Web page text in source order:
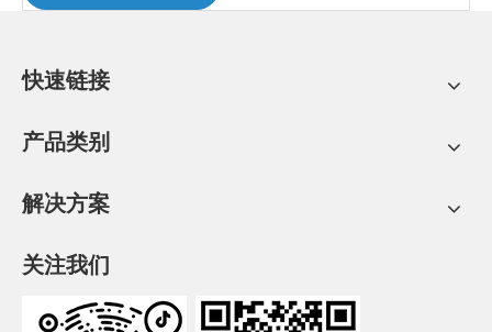
快速链接
产品类别
解决方案
关注我们